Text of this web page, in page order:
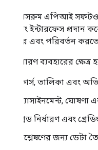
গুগল ক্লাসরুম এপিআই
প্রোগ্রামিং ইন্টারফেস
পুনরুদ্ধার এবং পরিবর্তন
কিছু সাধারণ ব্যবহারের ক্ষেত্র
কোর্স, তালিকা এবং
অ্যাসাইনমেন্ট,
গ্রেড নির্ধারণ এবং
বিশ্লেষণের জন্য ডেটা